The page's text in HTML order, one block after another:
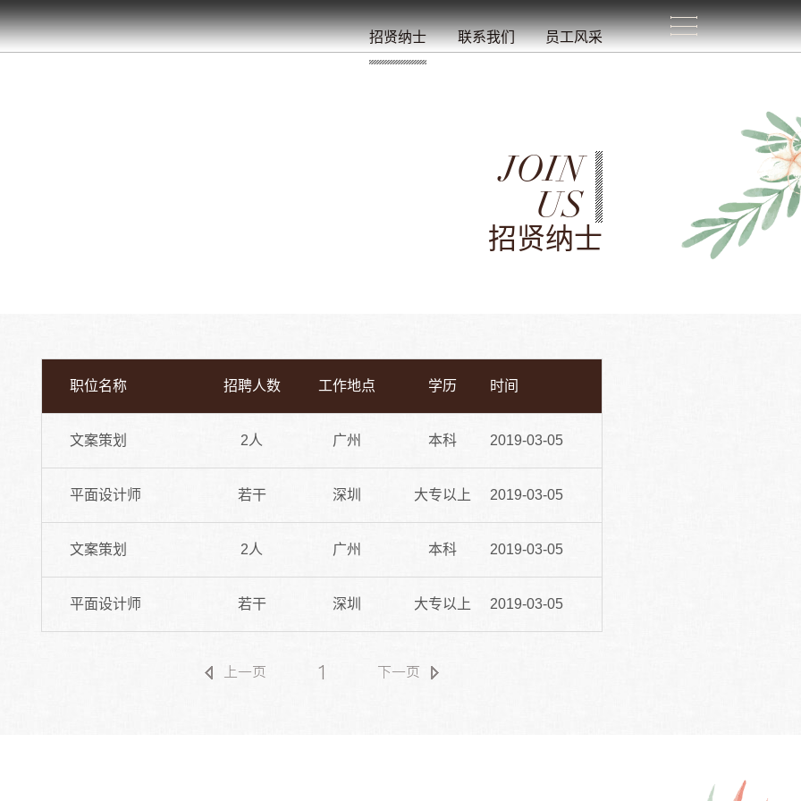
招贤纳士 联系我们 员工风采
JOIN
US
招贤纳士
职位名称 招聘人数 工作地点 学历 时间
文案策划 2人 广州 本科 2019-03-05
平面设计师 若干 深圳 大专以上 2019-03-05
文案策划 2人 广州 本科 2019-03-05
平面设计师 若干 深圳 大专以上 2019-03-05
上一页 1 下一页